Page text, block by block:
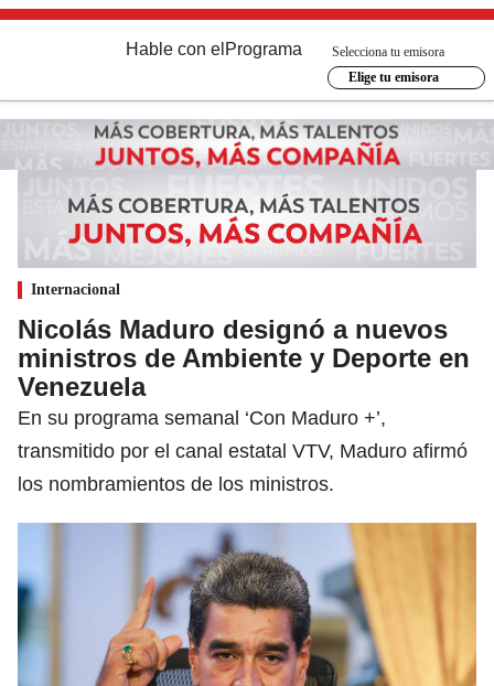
Hable con el Programa
Selecciona tu emisora
Elige tu emisora
Internacional
Nicolás Maduro designó a nuevos
ministros de Ambiente y Deporte en
Venezuela
En su programa semanal ‘Con Maduro +’,
transmitido por el canal estatal VTV, Maduro afirmó
los nombramientos de los ministros.